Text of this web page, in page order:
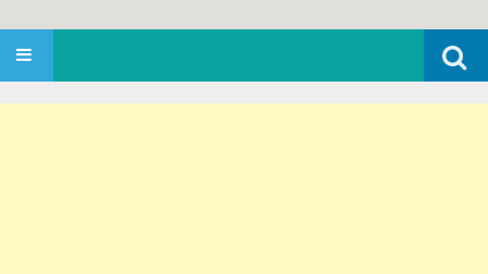
Search
for:
SKIP TO CONTENT